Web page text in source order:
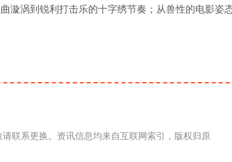
漩涡到锐利打击乐的十字绣节奏；从兽性的电影姿